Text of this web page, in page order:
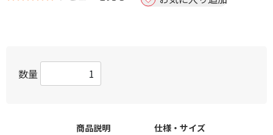
数量
商品説明 仕様・サイズ